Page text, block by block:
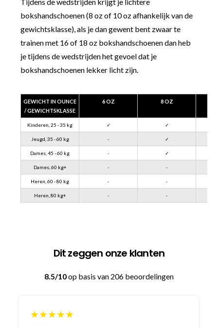
bokshandschoenen (8 oz of 10 oz afhankelijk van de
gewichtsklasse), als je dan gewent bent zwaar te
trainen met 16 of 18 oz bokshandschoenen dan heb
je tijdens de wedstrijden het gevoel dat je
bokshandschoenen lekker licht zijn.
GEWICHT IN OUNCE
/ GEWICHTSKLASSE
6 OZ 8 OZ
Kinderen, 25 - 35 kg ✓ ✓
Jeugd, 35 - 60 kg - ✓
Dames, 45 - 60 kg - ✓
Dames, 60 kg+ - -
Heren, 60 - 80 kg - -
Heren, 80 kg+ - -
Dit zeggen onze klanten
8.5/10op basis van 206 beoordelingen
★★★★★